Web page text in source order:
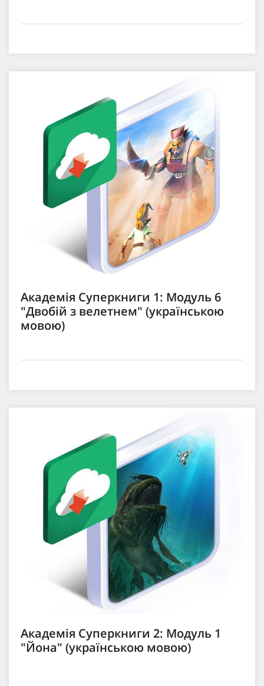
Академія Суперкниги 1: Модуль 6
"Двобій з велетнем" (українською
мовою)
Академія Суперкниги 2: Модуль 1
"Йона" (українською мовою)